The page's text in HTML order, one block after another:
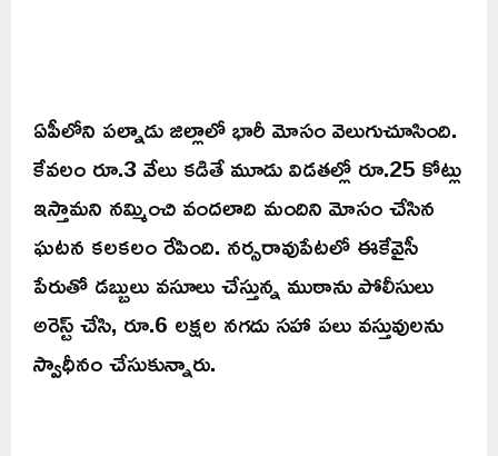
ఏపీలోని పల్నాడు జిల్లాలో భారీ మోసం వెలుగుచూసింది.
కేవలం రూ.3 వేలు కడితే మూడు విడతల్లో రూ.25 కోట్లు
ఇస్తామని నమ్మించి వందలాది మందిని మోసం చేసిన
ఘటన కలకలం రేపింది. నర్సరావుపేటలో ఈకేవైసీ
పేరుతో డబ్బులు వసూలు చేస్తున్న ముఠాను పోలీసులు
అరెస్ట్ చేసి, రూ.6 లక్షల నగదు సహా పలు వస్తువులను
స్వాధీనం చేసుకున్నారు.